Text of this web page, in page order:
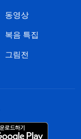
동영상
복음 특집
그림전